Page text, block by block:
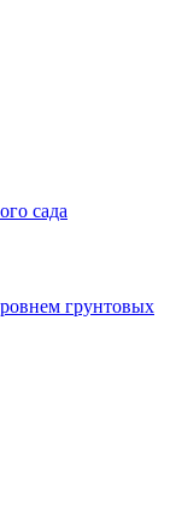
сада
грунтовых